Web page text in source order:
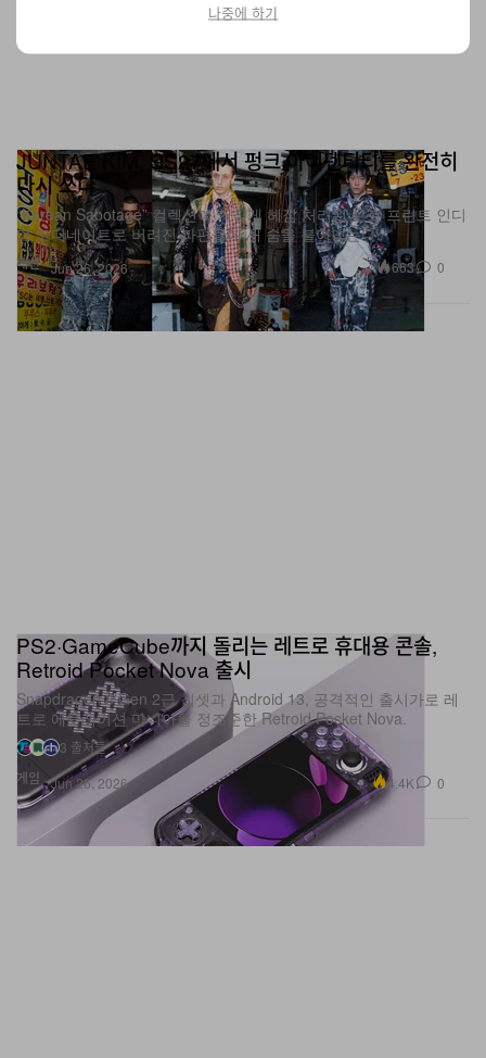
패션
JUNTAE KIM, SS27에서 펑크 아이덴티티를 완전히
다시 쓰다
“Korean Sabotage” 컬렉션이 거칠게 헤짐 처리된 보로 프린트 인디
고 코디네이트로 버려진 파편들에 새 숨을 불어넣는다.
Jun 26, 2026 663 0
게임
PS2·GameCube까지 돌리는 레트로 휴대용 콘솔,
Retroid Pocket Nova 출시
Snapdragon 8 Gen 2급 칩셋과 Android 13, 공격적인 출시가로 레
트로 에뮬레이션 마니아를 정조준한 Retroid Pocket Nova.
3 출처들
Jun 26, 2026
4.4K 0
나중에 하기